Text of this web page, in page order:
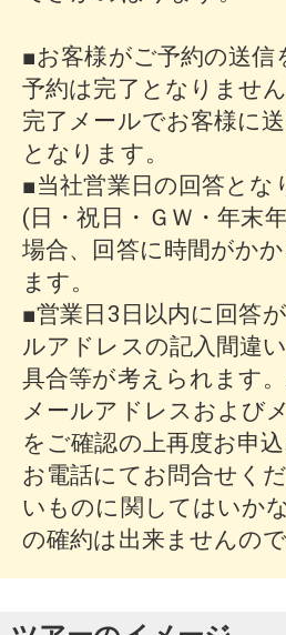
■お客様がご予約の送信
予約は完了となりませ
完了メールでお客様に
となります。
■当社営業日の回答とな
(日・祝日・ＧＷ・年末
場合、回答に時間がか
ます。
■営業日3日以内に回答
ルアドレスの記入間違
具合等が考えられます
メールアドレスおよび
をご確認の上再度お申
お電話にてお問合せく
いものに関してはいか
の確約は出来ませんの